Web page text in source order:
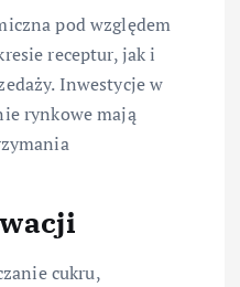
pod względem
receptur, jak i
Inwestycje w
rynkowe mają
cukru,